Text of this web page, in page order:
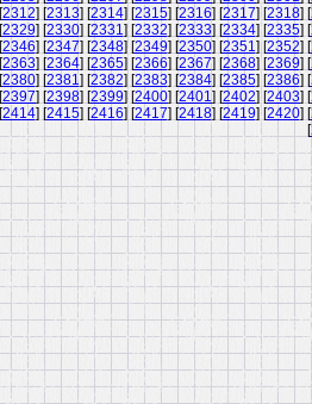
[2312] [2313] [2314] [2315] [2316] [2317] [2318] [
[2329] [2330] [2331] [2332] [2333] [2334] [2335] [
[2346] [2347] [2348] [2349] [2350] [2351] [2352] [
[2363] [2364] [2365] [2366] [2367] [2368] [2369] [
[2380] [2381] [2382] [2383] [2384] [2385] [2386] [
[2397] [2398] [2399] [2400] [2401] [2402] [2403] [
[2414] [2415] [2416] [2417] [2418] [2419] [2420] [
[